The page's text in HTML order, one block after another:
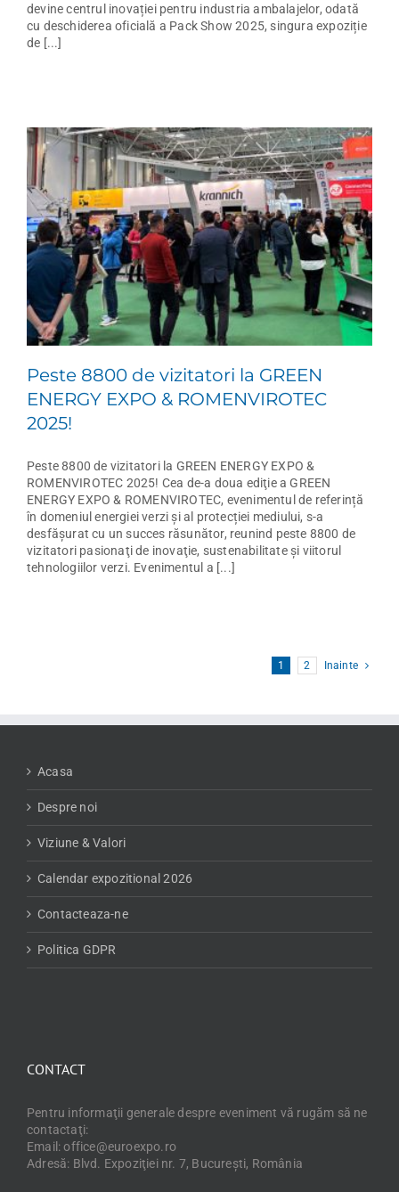
devine centrul inovației pentru industria ambalajelor, odată
cu deschiderea oficială a Pack Show 2025, singura expoziție
de [...]
Peste 8800 de vizitatori la GREEN
ENERGY EXPO & ROMENVIROTEC
2025!
Peste 8800 de vizitatori la GREEN ENERGY EXPO &
ROMENVIROTEC 2025! Cea de-a doua ediţie a GREEN
ENERGY EXPO & ROMENVIROTEC, evenimentul de referință
în domeniul energiei verzi și al protecției mediului, s-a
desfăşurat cu un succes răsunător, reunind peste 8800 de
vizitatori pasionaţi de inovaţie, sustenabilitate şi viitorul
tehnologiilor verzi. Evenimentul a [...]
1 2 Inainte
Acasa
Despre noi
Viziune & Valori
Calendar expozitional 2026
Contacteaza-ne
Politica GDPR
CONTACT
Pentru informaţii generale despre eveniment vă rugăm să ne
contactaţi:
Email: office@euroexpo.ro
Adresă: Blvd. Expoziţiei nr. 7, Bucureşti, România